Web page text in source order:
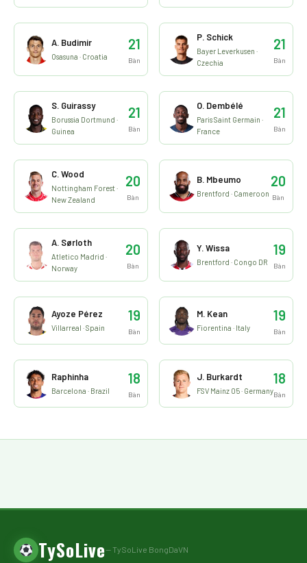
A. Budimir
Osasuna · Croatia
21
Bàn
P. Schick
Bayer Leverkusen ·
Czechia
21
Bàn
S. Guirassy
Borussia Dortmund ·
Guinea
21
Bàn
O. Dembélé
Paris Saint Germain ·
France
21
Bàn
C. Wood
Nottingham Forest ·
New Zealand
20
Bàn
B. Mbeumo
Brentford · Cameroon
20
Bàn
A. Sørloth
Atletico Madrid ·
Norway
20
Bàn
Y. Wissa
Brentford · Congo DR
19
Bàn
Ayoze Pérez
Villarreal · Spain
19
Bàn
M. Kean
Fiorentina · Italy
19
Bàn
Raphinha
Barcelona · Brazil
18
Bàn
J. Burkardt
FSV Mainz 05 · Germany
18
Bàn
TySoLive— TySoLive BongDaVN